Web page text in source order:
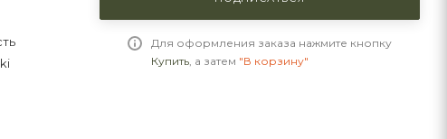
Для оформления заказа нажмите кнопку
Купить, а затем "В корзину"